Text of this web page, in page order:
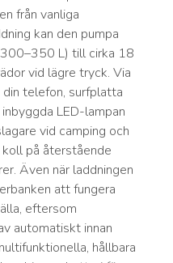
från vanliga
kan den pumpa
L) till cirka 18
vid lägre tryck. Via
telefon, surfplatta
LED-lampan
vid camping och
på återstående
Även när laddningen
att fungera
eftersom
automatiskt innan
hållbara